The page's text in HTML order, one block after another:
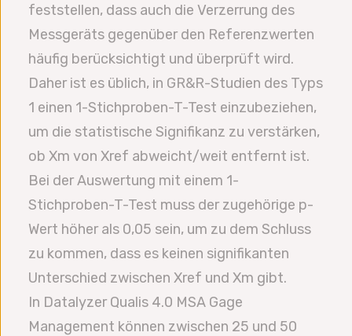
feststellen, dass auch die Verzerrung des
Messgeräts gegenüber den Referenzwerten
häufig berücksichtigt und überprüft wird.
Daher ist es üblich, in GR&R-Studien des Typs
1 einen 1-Stichproben-T-Test einzubeziehen,
um die statistische Signifikanz zu verstärken,
ob Xm von Xref abweicht/weit entfernt ist.
Bei der Auswertung mit einem 1-
Stichproben-T-Test muss der zugehörige p-
Wert höher als 0,05 sein, um zu dem Schluss
zu kommen, dass es keinen signifikanten
Unterschied zwischen Xref und Xm gibt.
In Datalyzer Qualis 4.0 MSA Gage
Management können zwischen 25 und 50